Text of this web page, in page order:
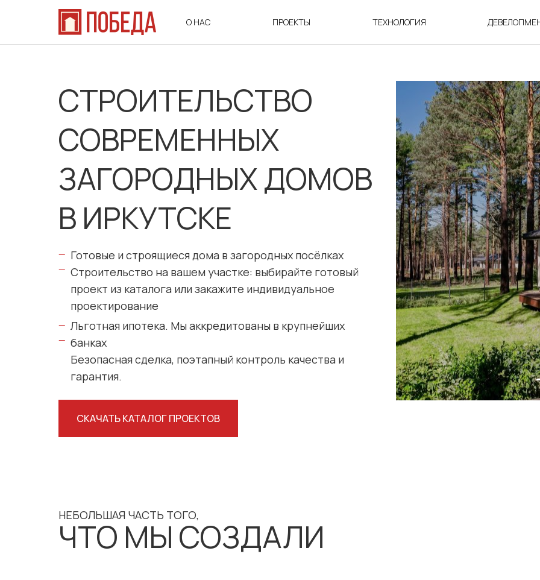
О НАС ПРОЕКТЫ ТЕХНОЛОГИЯ
СТРОИТЕЛЬСТВО
СОВРЕМЕННЫХ
ЗАГОРОДНЫХ ДОМОВ
В ИРКУТСКЕ
—
—
Готовые и строящиеся дома в загородных посёлках
Строительство на вашем участке: выбирайте готовый
проект из каталога или закажите индивидуальное
проектирование
—
—
Льготная ипотека. Мы аккредитованы в крупнейших
банках
Безопасная сделка, поэтапный контроль качества и
гарантия.
СКАЧАТЬ КАТАЛОГ ПРОЕКТОВ
НЕБОЛЬШАЯ ЧАСТЬ ТОГО,
ЧТО МЫ СОЗДАЛИ